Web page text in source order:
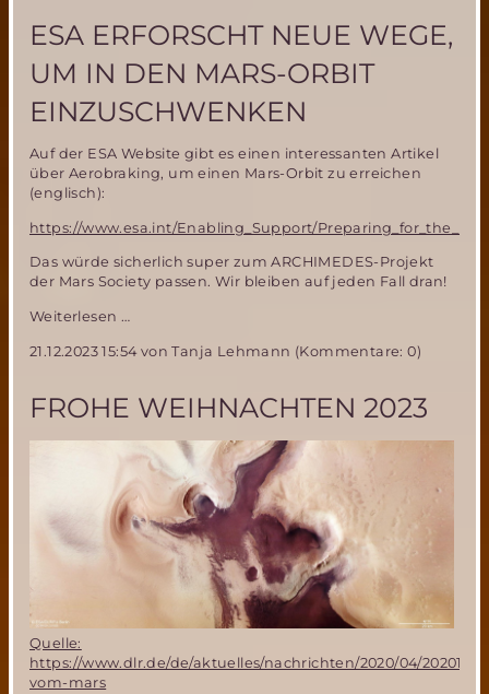
ESA ERFORSCHT NEUE WEGE,
UM IN DEN MARS-ORBIT
EINZUSCHWENKEN
Auf der ESA Website gibt es einen interessanten Artikel
über Aerobraking, um einen Mars-Orbit zu erreichen
(englisch):
https://www.esa.int/Enabling_Support/
Das würde sicherlich super zum ARCHIMEDES-Projekt
der Mars Society passen. Wir bleiben auf jeden Fall dran!
Weiterlesen …
neue
um
in
Mars-
Orbit
einzuschwenken
21.12.2023 15:54von Tanja Lehmann (Kommentare: 0)
FROHE WEIHNACHTEN 2023
Quelle:
https://www.dlr.de/de/aktuelles/nachrichten/2020/04/
vom-mars